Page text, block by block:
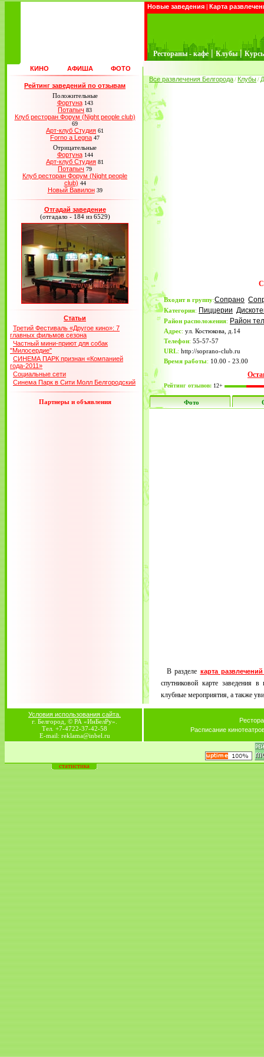
Новые заведения | Карта
Рестораны - кафе | Клубы |
КИНО АФИША ФОТО
Рейтинг заведений по отзывам
Положительные
Фортуна 143
Потапыч 83
Клуб ресторан Форум (Night people club)
69
Арт-клуб Студия 61
Forno a Legna 47
Отрицательные
Фортуна 144
Арт-клуб Студия 81
Потапыч 79
Клуб ресторан Форум (Night people
club) 44
Новый Вавилон 39
Отгадай заведение
(отгадало - 184 из 6529)
Статьи
Третий Фестиваль «Другое кино»: 7
главных фильмов сезона
Частный мини-приют для собак
"Милосердие"
СИНЕМА ПАРК признан «Компанией
года-2011»
Социальные сети
Синема Парк в Сити Молл Белгородский
Партнеры и объявления
Все развлечения Белгорода / Клубы /
Входит в группу:Сопрано
Категория: Пиццерии
Район расположения: Район
Адрес: ул. Костюкова, д.14
Телефон: 55-57-57
URL: http://soprano-club.ru
Время работы: 10.00 - 23.00
Рейтинг отзывов: 12+
Фото
В разделе карта
спутниковой карте заведения
клубные мероприятия, а также
Условия использования сайта.
г. Белгород, © РА «ИнБелРу».
Тел. +7-4722-37-42-58
E-mail: reklama@inbel.ru
Расписание
статистика